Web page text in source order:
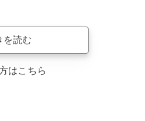
を読む
はこちら